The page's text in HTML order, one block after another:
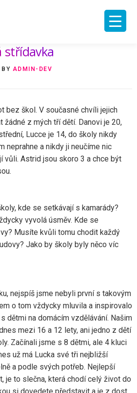
A O PROJEKTU
ARCHIV ČLÁNKŮ
střídavka
BY ADMIN-DEV
bez škol. V současné chvíli jejich
žádné z mých tří dětí. Danovi je 20,
Lucce je 14, do školy nikdy
neprahne a nikdy ji neučíme nic
vůli. Astrid jsou skoro 3 a chce být
kde se setkávají s kamarády?
vyvolá úsměv. Kde se
Musíte kvůli tomu chodit každý
Jako by školy byly něco víc
nejspíš jsme nebyli první s takovým
o tom vždycky mluvila a inspirovalo
dětmi na domácím vzdělávání. Našim
mezi 16 a 12 lety, ani jedno z dětí
Začínali jsme s 8 dětmi, ale 4 kluci
už má Lucka své tři nejbližší
a podle svých potřeb. Nejlepší
je to slečna, která chodí celý život do